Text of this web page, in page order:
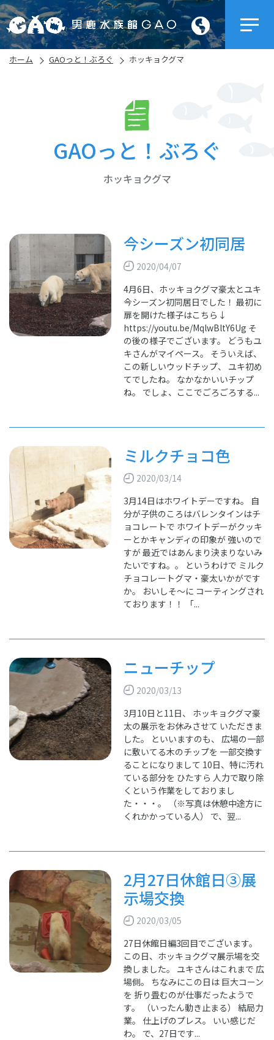
ホーム GAOっと！ぶろぐ ホッキョクグマ
GAOっと！ぶろぐ
ホッキョクグマ
今シーズン初同居
2020/04/07
4月6日、ホッキョクグマ豪太とユキ
今シーズン初同居日でした！ 最初に
扉を開けた様子はこちら↓
https://youtu.be/MqlwBltY6Ug そ
の後の様子でございます。 どうもユ
キさんがマイペース。 そういえば、
この新しいウッドチップ、 ユキ初め
てでしたね。 なかなかいいチップ
ね。 でしょ、ここでごろごろする...
ミルクチョコ色
2020/03/14
3月14日はホワイトデーですね。 自
分が子供のころはバレンタインはチ
ョコレートで ホワイトデーがクッキ
ーとかキャンディの印象が 強いので
すが 最近ではあんまり決まりないみ
たいですね。。 というわけで ミルク
チョコレートグマ・豪太いかがです
か。 おいしそ～に コーティングされ
ております！！ 「...
ニューチップ
2020/03/13
3月10日と11日、 ホッキョクグマ豪
太の展示をお休みさせて いただきま
した。 といいますのも、 広場の一部
に敷いてる木のチップを 一部交換す
ることになりまして 10日、特に汚れ
ている部分を ひたすら 人力で取り除
くという作業をしておりまし
た・・・。 （※写真は休憩中途方に
くれかかっている人） で、翌...
2月27日休館日③展
示場交換
2020/03/05
27日休館日編3回目でございます。
この日、ホッキョクグマ展示場を交
換しました。 ユキさんはこれまで 広
場側。 ちなみにこの日は 巨大コーン
を 折り畳むのが仕事だったようで
す。 （いったん動き止まる） 結局力
業。 仕上げのプレス。 いい感じだ
わ。 で、27日です...